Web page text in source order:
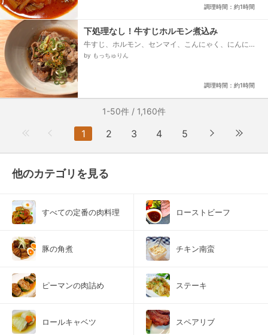
調理時間：約1時間
下処理なし！牛すじホルモン煮込み
牛すじ、ホルモン、センマイ、こんにゃく、にんに
く、生姜、砂糖(アク抜き用)、サラダ油、●水、●料理
by もっちゅりん
調理時間：約1時間
1-50件 / 1,160件
1 2 3 4 5
他のカテゴリを見る
すべての定番の肉料理 ローストビーフ
豚の角煮 チキン南蛮
ピーマンの肉詰め ステーキ
ロールキャベツ スペアリブ